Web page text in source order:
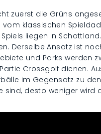
zuerst die Grüns
klassischen
liegen in
Derselbe Ansatz ist
und Parks werden
Crossgolf dienen.
im Gegensatz zu
sind, desto weniger wird